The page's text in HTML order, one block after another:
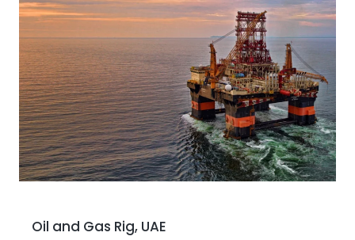
Oil and Gas Rig, UAE